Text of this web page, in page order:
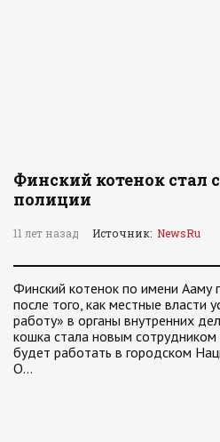
Финский котенок стал
полиции
11 лет назад Источник: NewsRu
Финский котенок по имени Ааму
после того, как местные власти
работу» в органы внутренних
кошка стала новым
будет работать в городском
О…